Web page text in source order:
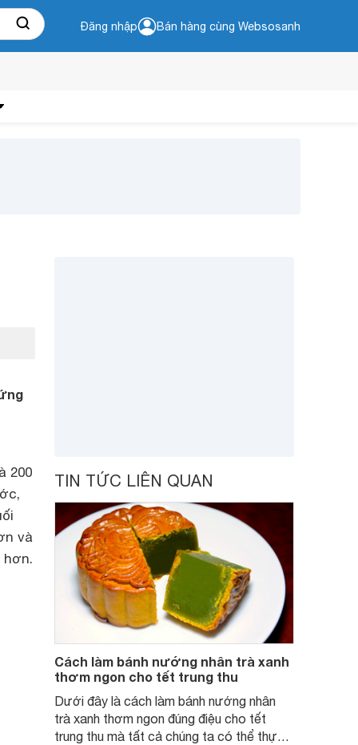
Đăng nhập Bán hàng cùng Websosanh
200
và
hơn.
TIN TỨC LIÊN QUAN
Cách làm bánh nướng nhân trà xanh
thơm ngon cho tết trung thu
Dưới đây là cách làm bánh nướng nhân
trà xanh thơm ngon đúng điệu cho tết
trung thu mà tất cả chúng ta có thể thực